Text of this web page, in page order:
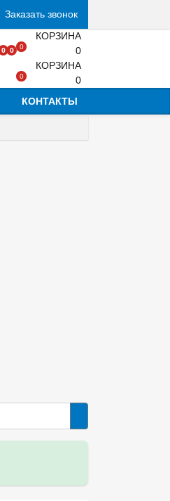
Заказать звонок
0 0 0
КОРЗИНА
0
0
КОРЗИНА
0
КОНТАКТЫ